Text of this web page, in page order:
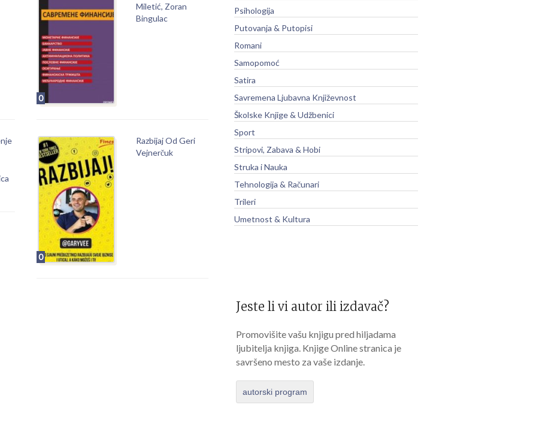
0
Miletić, Zoran
Bingulac
0
Razbijaj Od Geri
Vejnerčuk
Psihologija
Putovanja & Putopisi
Romani
Samopomoć
Satira
Savremena Ljubavna Književnost
Školske Knjige & Udžbenici
Sport
Stripovi, Zabava & Hobi
Struka i Nauka
Tehnologija & Računari
Trileri
Umetnost & Kultura
Jeste li vi autor ili izdavač?
Promovišite vašu knjigu pred hiljadama
ljubitelja knjiga. Knjige Online stranica je
savršeno mesto za vaše izdanje.
autorski program